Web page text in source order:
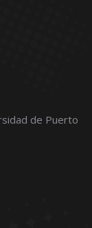
de Puerto